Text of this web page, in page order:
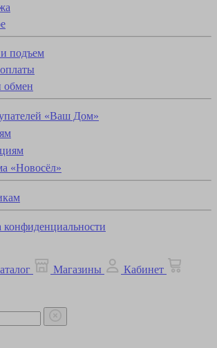
и подъем
обмен
«Ваш Дом»
«Новосёл»
Магазины
Кабинет